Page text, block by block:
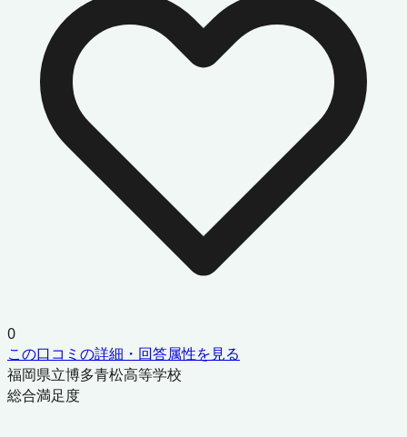
0
この口コミの詳細・回答属性を見る
福岡県立博多青松高等学校
総合満足度